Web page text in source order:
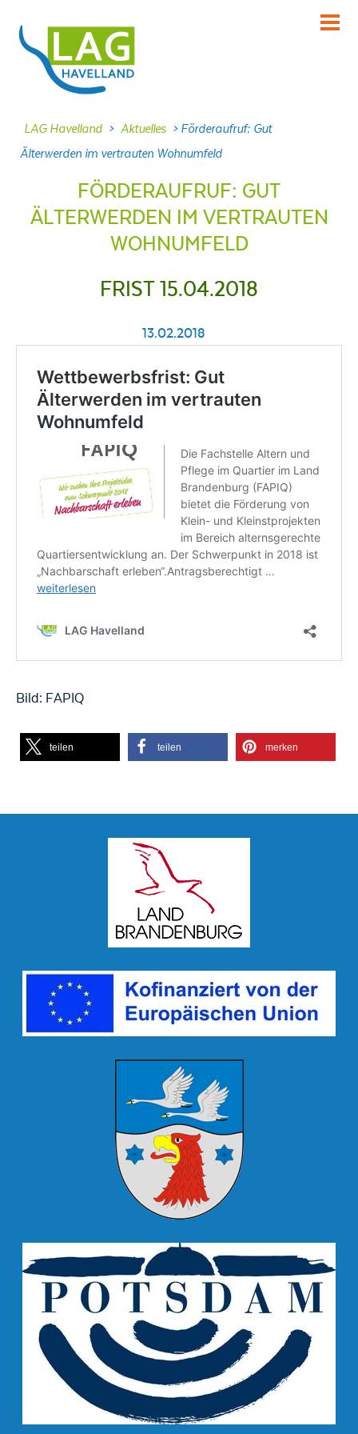
KENNENLERNEN
INFORMIEREN
Projekte
DABEI SEIN
Veranstaltungen
NACHLESEN
Dokumente
FRAGEN
Kontakt
LAG Havelland > Aktuelles > Förderaufruf: Gut
Älterwerden im vertrauten Wohnumfeld
FÖRDERAUFRUF: GUT
ÄLTERWERDEN IM VERTRAUTEN
WOHNUMFELD
FRIST 15.04.2018
13.02.2018
Bild: FAPIQ
teilen teilen merken